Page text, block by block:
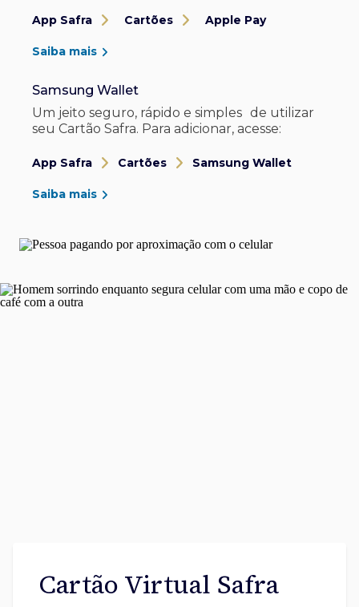
App Safra Cartões Apple Pay
Saiba mais
Samsung Wallet
Um jeito seguro, rápido e simples de utilizar
seu Cartão Safra. Para adicionar, acesse:
App Safra Cartões Samsung Wallet
Saiba mais
Cartão Virtual Safra